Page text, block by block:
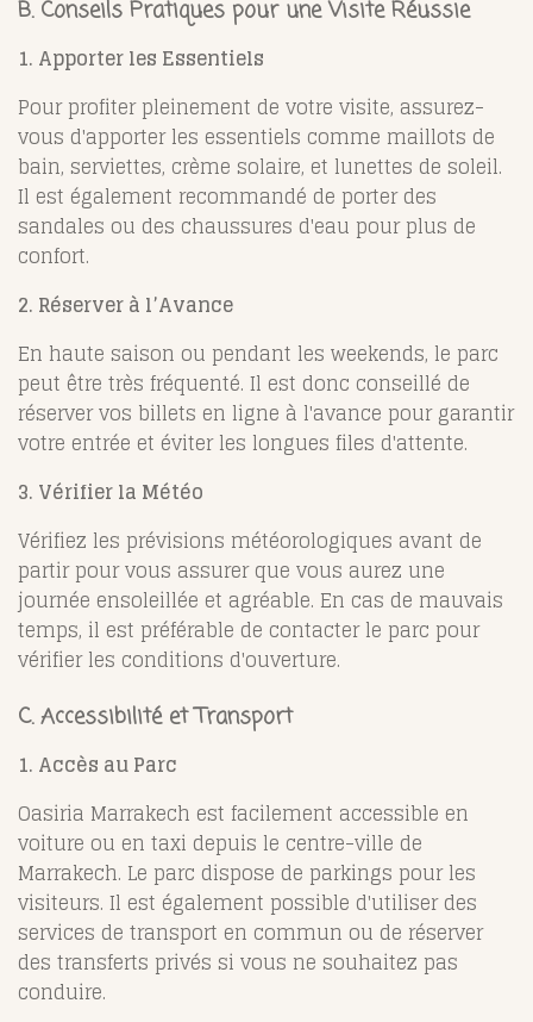
B. Conseils Pratiques pour une Visite Réussie
1. Apporter les Essentiels
Pour profiter pleinement de votre visite, assurez-
vous d'apporter les essentiels comme maillots de
bain, serviettes, crème solaire, et lunettes de soleil.
Il est également recommandé de porter des
sandales ou des chaussures d'eau pour plus de
confort.
2. Réserver à l’Avance
En haute saison ou pendant les weekends, le parc
peut être très fréquenté. Il est donc conseillé de
réserver vos billets en ligne à l'avance pour garantir
votre entrée et éviter les longues files d'attente.
3. Vérifier la Météo
Vérifiez les prévisions météorologiques avant de
partir pour vous assurer que vous aurez une
journée ensoleillée et agréable. En cas de mauvais
temps, il est préférable de contacter le parc pour
vérifier les conditions d'ouverture.
C. Accessibilité et Transport
1. Accès au Parc
Oasiria Marrakech est facilement accessible en
voiture ou en taxi depuis le centre-ville de
Marrakech. Le parc dispose de parkings pour les
visiteurs. Il est également possible d'utiliser des
services de transport en commun ou de réserver
des transferts privés si vous ne souhaitez pas
conduire.